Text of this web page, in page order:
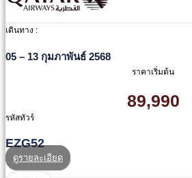
เดินทาง :
05 – 13 กุมภาพันธ์ 2568
ราคาเริ่มต้น
89,990
รหัสทัวร์
EZG52
ดูรายละเอียด